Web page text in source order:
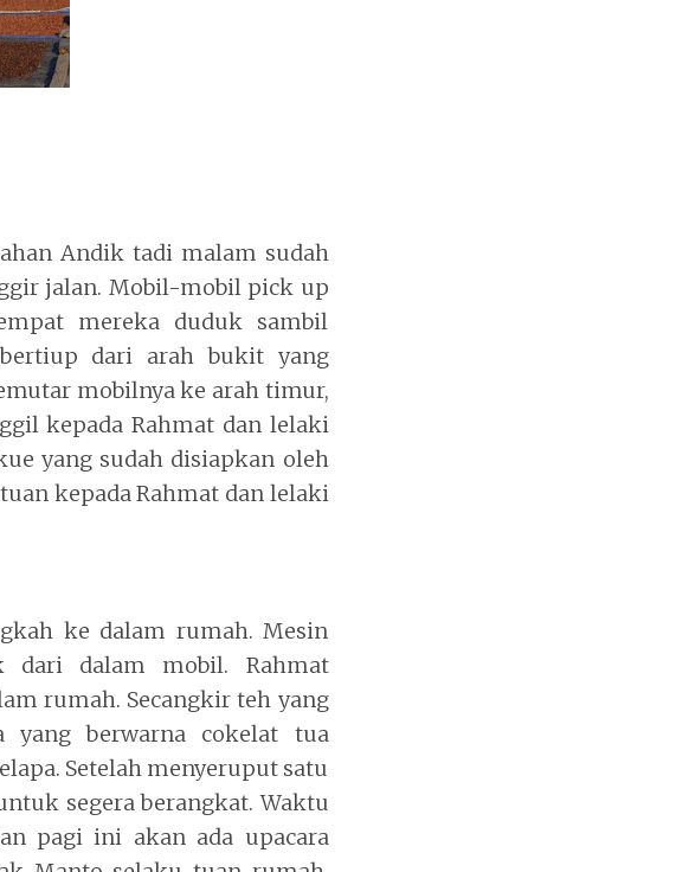
Andik tadi malam sudah
jalan. Mobil-mobil pick up
mereka duduk sambil
dari arah bukit yang
mobilnya ke arah timur,
kepada Rahmat dan lelaki
yang sudah disiapkan oleh
kepada Rahmat dan lelaki
ke dalam rumah. Mesin
dari dalam mobil. Rahmat
rumah. Secangkir teh yang
yang berwarna cokelat tua
Setelah menyeruput satu
segera berangkat. Waktu
pagi ini akan ada upacara